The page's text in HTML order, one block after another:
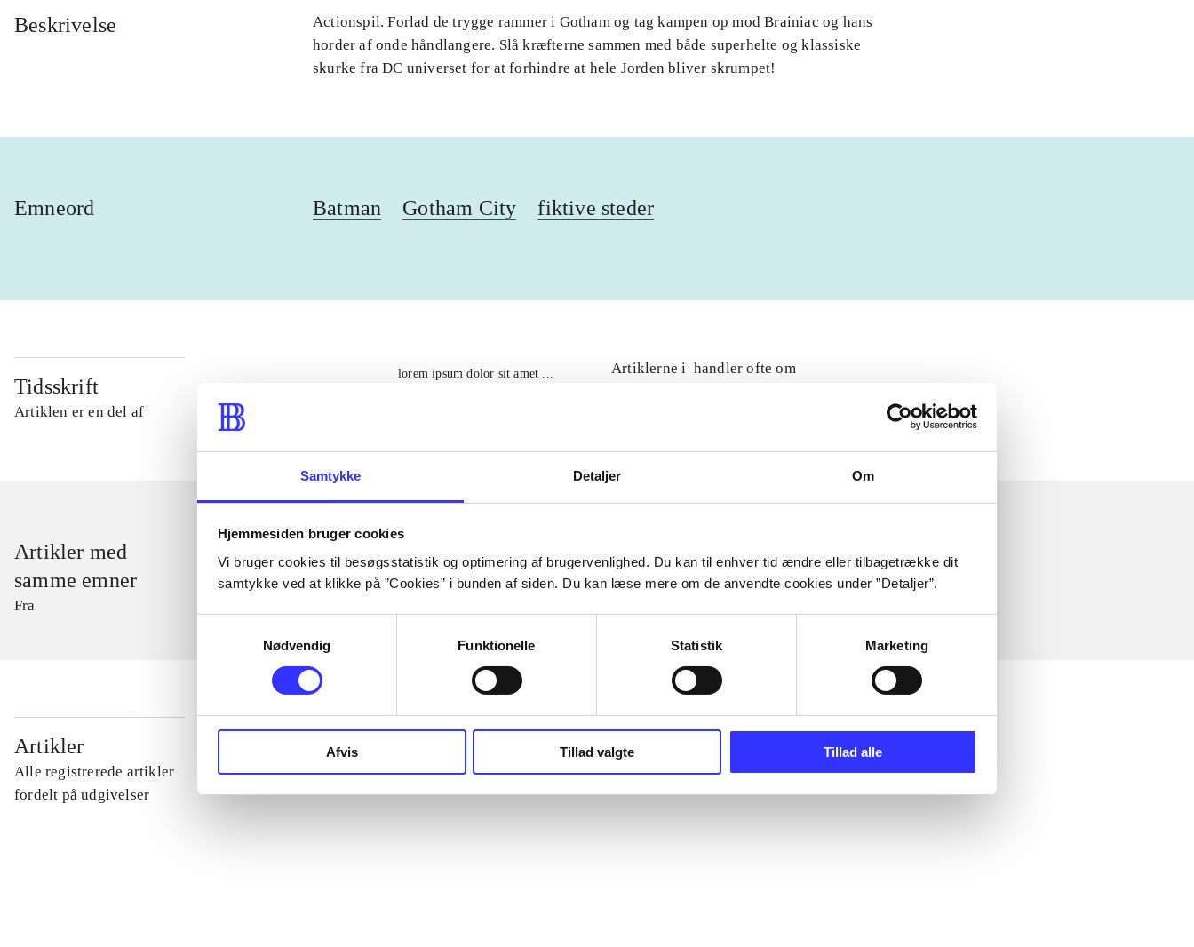
Samtykke Detaljer Om
Hjemmesiden bruger cookies
Vi bruger cookies til besøgsstatistik og optimering af brugervenlighed. Du kan til enhver tid ændre eller tilbagetrække dit
samtykke ved at klikke på ”Cookies” i bunden af siden. Du kan læse mere om de anvendte cookies under ”Detaljer”.
Nødvendig
Funktionelle Statistik Marketing
Afvis Tillad valgte Tillad alle
Beskrivelse
Actionspil. Forlad de trygge rammer i Gotham og tag kampen op mod Brainiac og hans
horder af onde håndlangere. Slå kræfterne sammen med både superhelte og klassiske
skurke fra DC universet for at forhindre at hele Jorden bliver skrumpet!
Emneord Batman Gotham City fiktive steder
Tidsskrift
Artiklen er en del af
lorem ipsum dolor sit amet ...
Artiklerne i handler ofte om
Artikler med
samme emner
Fra
Artikler
Alle registrerede artikler
fordelt på udgivelser
...
...